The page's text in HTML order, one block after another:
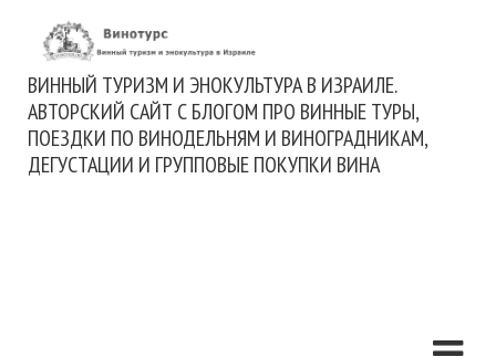
ВИННЫЙ ТУРИЗМ И ЭНОКУЛЬТУРА В ИЗРАИЛЕ.
АВТОРСКИЙ САЙТ С БЛОГОМ ПРО ВИННЫЕ ТУРЫ,
ПОЕЗДКИ ПО ВИНОДЕЛЬНЯМ И ВИНОГРАДНИКАМ,
ДЕГУСТАЦИИ И ГРУППОВЫЕ ПОКУПКИ ВИНА